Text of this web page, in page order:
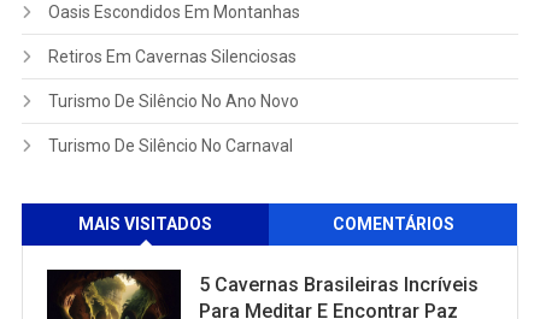
Oasis Escondidos Em Montanhas
Retiros Em Cavernas Silenciosas
Turismo De Silêncio No Ano Novo
Turismo De Silêncio No Carnaval
MAIS VISITADOS COMENTÁRIOS
5 Cavernas Brasileiras Incríveis
Para Meditar E Encontrar Paz